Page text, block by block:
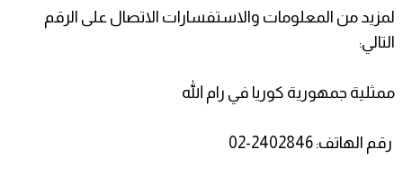
لمزيد من المعلومات والاستفسارات الاتصال على الرقم
التالي:
ممثلية جمهورية كوريا في رام الله
رقم الهاتف: 2402846-02